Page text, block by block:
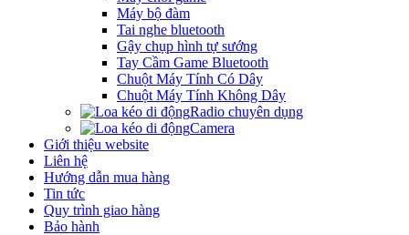
Máy bộ đàm
Tai nghe bluetooth
Gậy chụp hình tự sướng
Tay Cầm Game Bluetooth
Chuột Máy Tính Có Dây
Chuột Máy Tính Không Dây
Radio chuyên dụng
Camera
Giới thiệu website
Liên hệ
Hướng dẫn mua hàng
Tin tức
Quy trình giao hàng
Bảo hành